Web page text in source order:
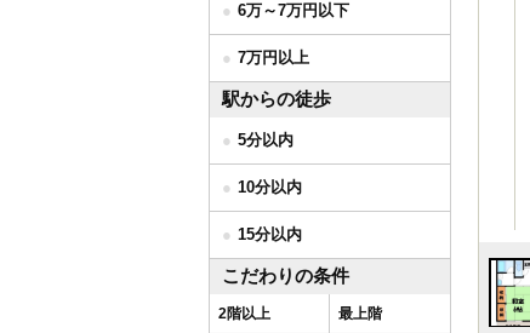
6万～7万円以下
7万円以上
駅からの徒歩
5分以内
10分以内
15分以内
こだわりの条件
2階以上 最上階